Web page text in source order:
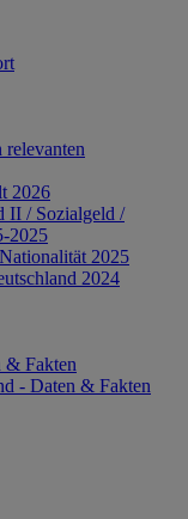
2026
II / Sozialgeld /
2025
2025
2024
& Fakten
- Daten & Fakten